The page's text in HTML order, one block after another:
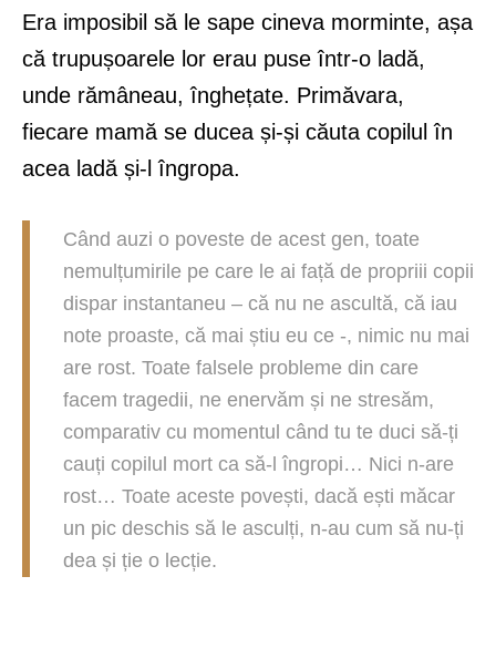
Era imposibil să le sape cineva morminte, așa
că trupușoarele lor erau puse într-o ladă,
unde rămâneau, înghețate. Primăvara,
fiecare mamă se ducea și-și căuta copilul în
acea ladă și-l îngropa.
Când auzi o poveste de acest gen, toate
nemulțumirile pe care le ai față de propriii copii
dispar instantaneu – că nu ne ascultă, că iau
note proaste, că mai știu eu ce -, nimic nu mai
are rost. Toate falsele probleme din care
facem tragedii, ne enervăm și ne stresăm,
comparativ cu momentul când tu te duci să-ți
cauți copilul mort ca să-l îngropi… Nici n-are
rost… Toate aceste povești, dacă ești măcar
un pic deschis să le asculți, n-au cum să nu-ți
dea și ție o lecție.